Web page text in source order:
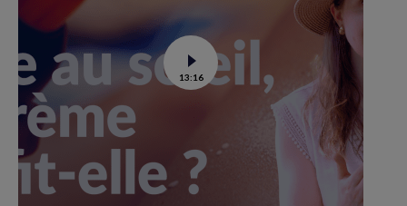
Voir
la
vidéo
est-
elle
la
meilleure
solution
13:16